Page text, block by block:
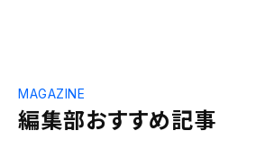
編集部おすすめ記事
MAGAZINE